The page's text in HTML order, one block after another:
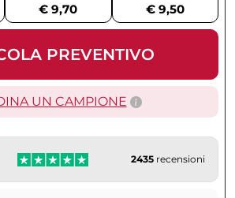
€ 9,70
€ 9,50
PREVENTIVO
UN CAMPIONE
2435 recensioni